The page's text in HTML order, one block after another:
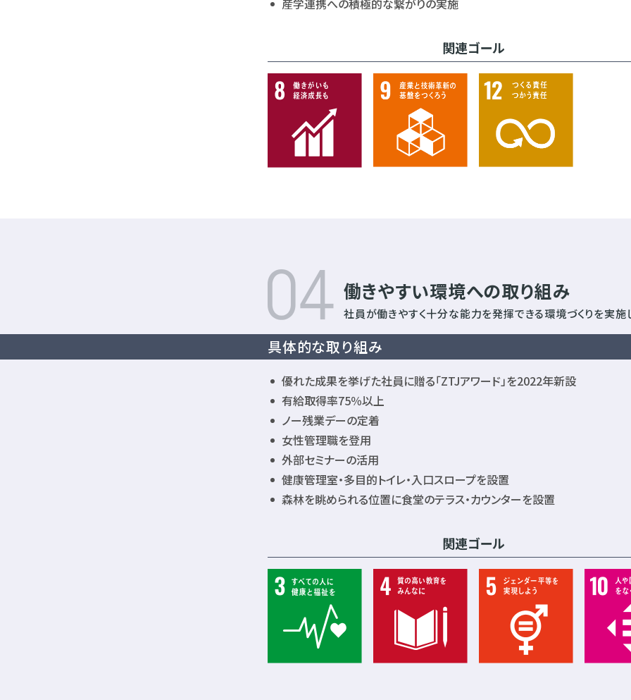
関連ゴール
働きやすい環境への取り組み
社員が働きやすく十分な能力を発揮できる環境づくりを実施
具体的な取り組み
優れた成果を挙げた社員に贈る「ZTJアワード」を2022年新設
有給取得率75％以上
ノー残業デーの定着
女性管理職を登用
外部セミナーの活用
健康管理室・多目的トイレ・入口スロープを設置
森林を眺められる位置に食堂のテラス・カウンターを設置
関連ゴール